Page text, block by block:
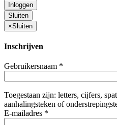
Inloggen
Sluiten
×Sluiten
Inschrijven
Gebruikersnaam *
Toegestaan zijn: letters, cijfers,
aanhalingsteken of
E-mailadres *